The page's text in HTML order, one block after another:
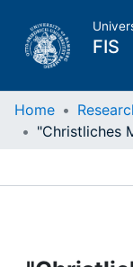
FIS
Home
Projects
Home